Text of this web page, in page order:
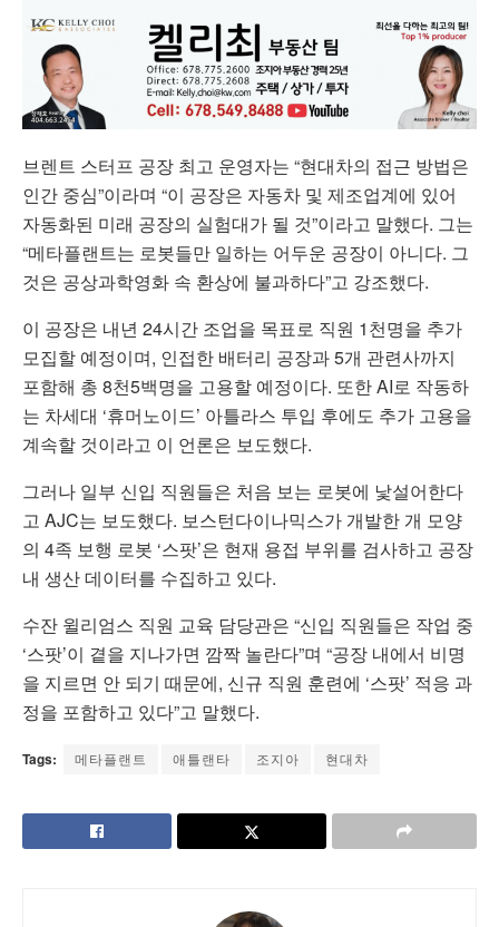
브렌트 스터프 공장 최고 운영자는 “현대차의 접근 방법은
인간 중심”이라며 “이 공장은 자동차 및 제조업계에 있어
자동화된 미래 공장의 실험대가 될 것”이라고 말했다. 그는
“메타플랜트는 로봇들만 일하는 어두운 공장이 아니다. 그
것은 공상과학영화 속 환상에 불과하다”고 강조했다.
이 공장은 내년 24시간 조업을 목표로 직원 1천명을 추가
모집할 예정이며, 인접한 배터리 공장과 5개 관련사까지
포함해 총 8천5백명을 고용할 예정이다. 또한 AI로 작동하
는 차세대 ‘휴머노이드’ 아틀라스 투입 후에도 추가 고용을
계속할 것이라고 이 언론은 보도했다.
그러나 일부 신입 직원들은 처음 보는 로봇에 낯설어한다
고 AJC는 보도했다. 보스턴다이나믹스가 개발한 개 모양
의 4족 보행 로봇 ‘스팟’은 현재 용접 부위를 검사하고 공장
내 생산 데이터를 수집하고 있다.
수잔 윌리엄스 직원 교육 담당관은 “신입 직원들은 작업 중
‘스팟’이 곁을 지나가면 깜짝 놀란다”며 “공장 내에서 비명
을 지르면 안 되기 때문에, 신규 직원 훈련에 ‘스팟’ 적응 과
정을 포함하고 있다”고 말했다.
Tags: 메타플랜트 애틀랜타 조지아 현대차